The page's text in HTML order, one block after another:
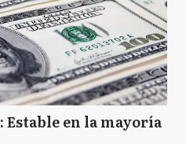
en la mayoría